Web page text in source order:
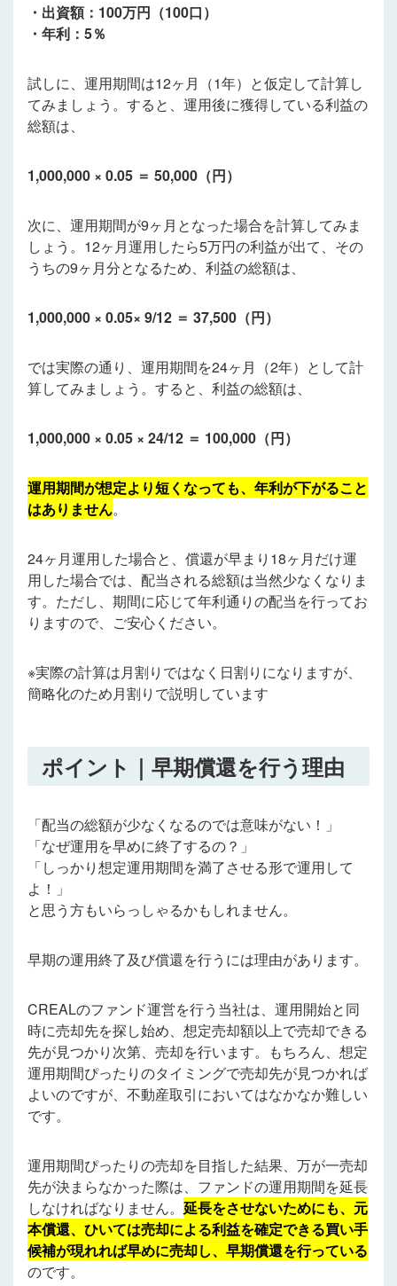
・出資額：100万円（100口）
・年利：5％
試しに、運用期間は12ヶ月（1年）と仮定して計算し
てみましょう。すると、運用後に獲得している利益の
総額は、
1,000,000 × 0.05 ＝ 50,000（円）
次に、運用期間が9ヶ月となった場合を計算してみま
しょう。12ヶ月運用したら5万円の利益が出て、その
うちの9ヶ月分となるため、利益の総額は、
1,000,000 × 0.05× 9/12 ＝ 37,500（円）
では実際の通り、運用期間を24ヶ月（2年）として計
算してみましょう。すると、利益の総額は、
1,000,000 × 0.05 × 24/12 ＝ 100,000（円）
運用期間が想定より短くなっても、年利が下がること
はありません。
24ヶ月運用した場合と、償還が早まり18ヶ月だけ運
用した場合では、配当される総額は当然少なくなりま
す。ただし、期間に応じて年利通りの配当を行ってお
りますので、ご安心ください。
※実際の計算は月割りではなく日割りになりますが、
簡略化のため月割りで説明しています
ポイント｜早期償還を行う理由
「配当の総額が少なくなるのでは意味がない！」
「なぜ運用を早めに終了するの？」
「しっかり想定運用期間を満了させる形で運用して
よ！」
と思う方もいらっしゃるかもしれません。
早期の運用終了及び償還を行うには理由があります。
CREALのファンド運営を行う当社は、運用開始と同
時に売却先を探し始め、想定売却額以上で売却できる
先が見つかり次第、売却を行います。もちろん、想定
運用期間ぴったりのタイミングで売却先が見つかれば
よいのですが、不動産取引においてはなかなか難しい
です。
運用期間ぴったりの売却を目指した結果、万が一売却
先が決まらなかった際は、ファンドの運用期間を延長
しなければなりません。 延長をさせないためにも、元
本償還、ひいては売却による利益を確定できる買い手
候補が現れれば早めに売却し、早期償還を行っている
のです。